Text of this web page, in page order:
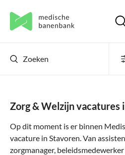
Zoeken
Zorg & Welzijn vacatures
Op dit moment is er binnen
vacature in Stavoren. Van
zorgmanager,